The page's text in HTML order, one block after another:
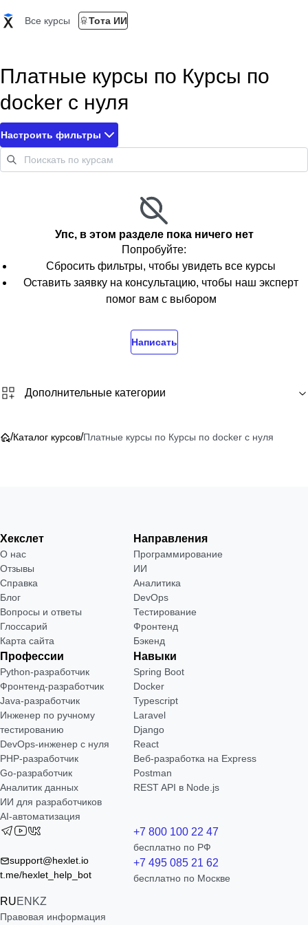
Все курсы Тота ИИ
Платные курсы по Курсы по
docker с нуля
Настроить фильтры
Упс, в этом разделе пока ничего нет
Попробуйте:
Сбросить фильтры, чтобы увидеть все курсы
Оставить заявку на консультацию, чтобы наш эксперт
помог вам с выбором
Написать
Дополнительные категории
/Каталог курсов/Платные курсы по Курсы по docker с нуля
Хекслет
О нас
Отзывы
Справка
Блог
Вопросы и ответы
Глоссарий
Карта сайта
Направления
Программирование
ИИ
Аналитика
DevOps
Тестирование
Фронтенд
Бэкенд
Профессии
Python-разработчик
Фронтенд-разработчик
Java-разработчик
Инженер по ручному
тестированию
DevOps-инженер с нуля
РНР-разработчик
Go-разработчик
Аналитик данных
ИИ для разработчиков
AI-автоматизация
Навыки
Spring Boot
Docker
Typescript
Laravel
Django
React
Веб-разработка на Express
Postman
REST API в Node.js
support@hexlet.io
t.me/hexlet_help_bot
RUEN KZ
+7 800 100 22 47
бесплатно по РФ
+7 495 085 21 62
бесплатно по Москве
Правовая информация